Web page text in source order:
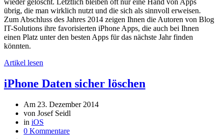
wieder gelöscht. Letztlich bleiben oft nur eine Hand von Apps
übrig, die man wirklich nutzt und die sich als sinnvoll erweisen.
Zum Abschluss des Jahres 2014 zeigen Ihnen die Autoren von Blog
IT-Solutions ihre favorisierten iPhone Apps, die auch bei Ihnen
einen Platz unter den besten Apps für das nächste Jahr finden
könnten.
Artikel lesen
iPhone Daten sicher löschen
Am 23. Dezember 2014
von Josef Seidl
in iOS
0 Kommentare